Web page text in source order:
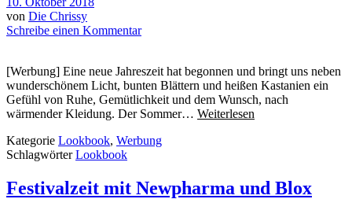
von Die Chrissy
Schreibe einen Kommentar
[Werbung] Eine neue Jahreszeit hat begonnen und bringt uns neben
wunderschönem Licht, bunten Blättern und heißen Kastanien ein
Gefühl von Ruhe, Gemütlichkeit und dem Wunsch, nach
wärmender Kleidung. Der Sommer… Weiterlesen
Kategorie Lookbook, Werbung
SchlagwörterLookbook
Festivalzeit mit Newpharma und Blox